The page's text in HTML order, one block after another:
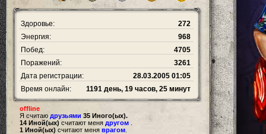
Здоровье:
272
Энергия:
968
Побед:
4705
Поражений:
3261
Дата регистрации:
28.03.2005 01:05
Время онлайн:
1191 день, 19 часов, 25 минут
offline
Я считаю друзьями 35 Иного(ых).
14 Иной(ых) считают меня другом
1 Иной(ых) считают меня врагом